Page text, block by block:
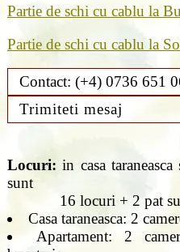
Partie de schi cu cablu la
Partie de schi cu cablu la
Contact: (+4) 0736 651
Trimiteti mesaj
Locuri: in casa
sunt
16 locuri + 2 pat
Casa taraneasca: 2
Apartament: 2